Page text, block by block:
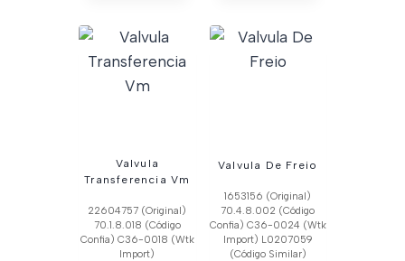
Valvula
Transferencia Vm
22604757 (Original)
70.1.8.018 (Código
Confia) C36-0018 (Wtk
Import)
Valvula De Freio
1653156 (Original)
70.4.8.002 (Código
Confia) C36-0024 (Wtk
Import) L0207059
(Código Similar)